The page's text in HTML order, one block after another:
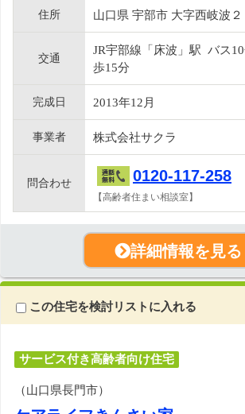
住所 山口県 宇部市 大字西岐波
交通
JR宇部線「床波」駅 バス
歩15分
完成日 2013年12月
事業者 株式会社サクラ
問合わせ 0120-117-258
【高齢者住まい相談室】
詳細情報を見る
この住宅を検討リストに入れる
サービス付き高齢者向け住宅
（山口県長門市）